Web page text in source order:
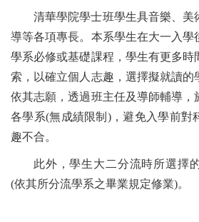
清華學院學士班學生具音樂、美
導等各項專長。本系學生在大一入學
學系必修或基礎課程，學生有更多時
索，以確立個人志趣，選擇擬就讀的
依其志願，透過班主任及導師輔導，
各學系(無成績限制)，避免入學前對
趣不合。
此外，學生大二分流時所選擇
(依其所分流學系之畢業規定修業)。